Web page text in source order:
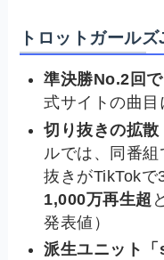
トロットガール
準決勝No.2回
式サイトの曲目
切り抜きの拡散
ルでは、同番
抜きがTikTok
1,000万再生超
発表値）
派生ユニット